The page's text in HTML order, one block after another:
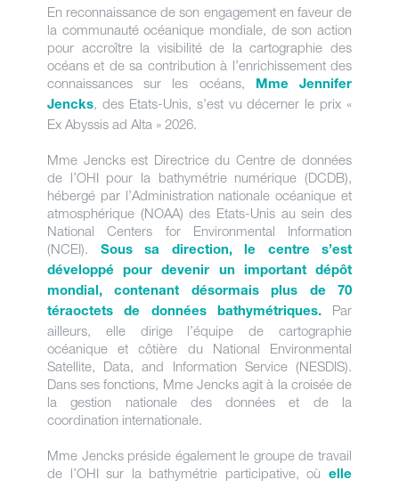
En reconnaissance de son engagement en faveur de
la communauté océanique mondiale, de son action
pour accroître la visibilité de la cartographie des
océans et de sa contribution à l’enrichissement des
connaissances sur les océans,
Mme Jennifer
Jencks, des Etats-Unis, s’est vu décerner le prix «
Ex Abyssis ad Alta » 2026.
Mme Jencks est Directrice du Centre de données
de l’OHI pour la bathymétrie numérique (DCDB),
hébergé par l’Administration nationale océanique et
atmosphérique (NOAA) des Etats-Unis au sein des
National Centers for Environmental Information
(NCEI).
Sous sa direction, le centre s’est
développé pour devenir un important dépôt
mondial, contenant désormais plus de 70
téraoctets de données bathymétriques.
Par
ailleurs, elle dirige l’équipe de cartographie
océanique et côtière du National Environmental
Satellite, Data, and Information Service (NESDIS).
Dans ses fonctions, Mme Jencks agit à la croisée de
la gestion nationale des données et de la
coordination internationale.
Mme Jencks préside également le groupe de travail
de l’OHI sur la bathymétrie participative, où elle